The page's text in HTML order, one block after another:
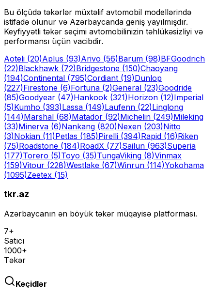
Bu ölçüdə təkərlər müxtəlif avtomobil modellərində
istifadə olunur və Azərbaycanda geniş yayılmışdır.
Keyfiyyətli təkər seçimi avtomobilinizin təhlükəsizliyi və
performansı üçün vacibdir.
Aoteli (20)Aplus (93)Arivo (56)Barum (98)BFGoodrich
(22)Blackhawk (72)Bridgestone (150)Chaoyang
(194)Continental (795)Cordiant (19)Dunlop
(227)Firestone (6)Fortuna (2)General (23)Goodride
(85)Goodyear (47)Hankook (321)Horizon (12)Imperial
(5)Kumho (393)Lassa (149)Laufenn (22)Linglong
(144)Marshal (68)Matador (92)Michelin (249)Mileking
(33)Minerva (6)Nankang (820)Nexen (203)Nitto
(3)Nokian (11)Petlas (185)Pirelli (394)Rapid (16)Riken
(75)Roadstone (184)RoadX (77)Sailun (963)Superia
(177)Torero (5)Toyo (35)TungaViking (8)Vinmax
(159)Vitour (228)Westlake (67)Winrun (114)Yokohama
(1095)Zeetex (15)
tkr.az
Azərbaycanın ən böyük təkər müqayisə platforması.
7+
Satıcı
1000+
Təkər
Keçidlər